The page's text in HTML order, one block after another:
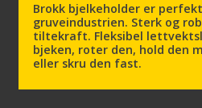
Brokk bjelkeholder er
gruveindustrien. Sterk og
tiltekraft. Fleksibel
bjeken, roter den, hold den
eller skru den fast.